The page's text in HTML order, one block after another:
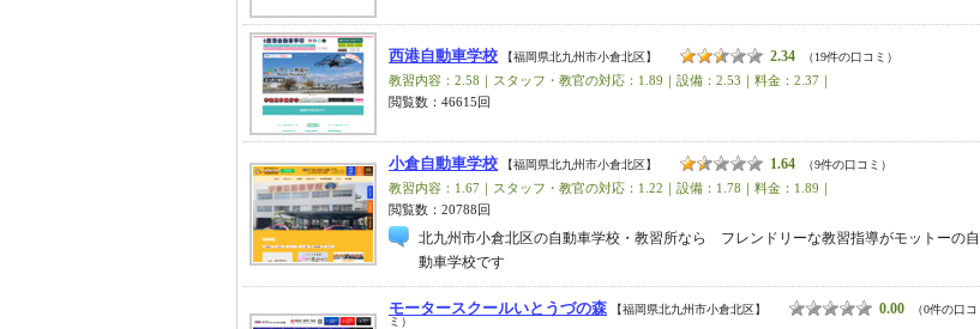
西港自動車学校 【福岡県北九州市小倉北区】 2.34 （19件の口コミ）
教習内容：2.58｜スタッフ・教官の対応：1.89｜設備：2.53｜料金：2.37｜
閲覧数：46615回
小倉自動車学校 【福岡県北九州市小倉北区】 1.64 （9件の口コミ）
教習内容：1.67｜スタッフ・教官の対応：1.22｜設備：1.78｜料金：1.89｜
閲覧数：20788回
北九州市小倉北区の自動車学校・教習所なら フレンドリーな教習指導がモットーの自
動車学校です
モータースクールいとうづの森 【福岡県北九州市小倉北区】 0.00 （0件の口コ
ミ）